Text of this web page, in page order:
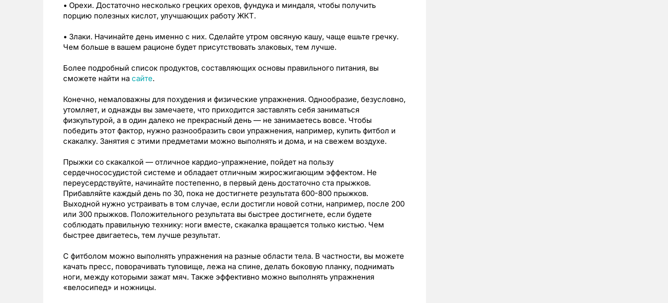
• Орехи. Достаточно несколько грецких орехов, фундука и миндаля, чтобы получить
порцию полезных кислот, улучшающих работу ЖКТ.
• Злаки. Начинайте день именно с них. Сделайте утром овсяную кашу, чаще ешьте гречку.
Чем больше в вашем рационе будет присутствовать злаковых, тем лучше.
Более подробный список продуктов, составляющих основы правильного питания, вы
сможете найти на сайте.
Конечно, немаловажны для похудения и физические упражнения. Однообразие, безусловно,
утомляет, и однажды вы замечаете, что приходится заставлять себя заниматься
физкультурой, а в один далеко не прекрасный день — не занимаетесь вовсе. Чтобы
победить этот фактор, нужно разнообразить свои упражнения, например, купить фитбол и
скакалку. Занятия с этими предметами можно выполнять и дома, и на свежем воздухе.
Прыжки со скакалкой — отличное кардио-упражнение, пойдет на пользу
сердечнососудистой системе и обладает отличным жиросжигающим эффектом. Не
переусердствуйте, начинайте постепенно, в первый день достаточно ста прыжков.
Прибавляйте каждый день по 30, пока не достигнете результата 600-800 прыжков.
Выходной нужно устраивать в том случае, если достигли новой сотни, например, после 200
или 300 прыжков. Положительного результата вы быстрее достигнете, если будете
соблюдать правильную технику: ноги вместе, скакалка вращается только кистью. Чем
быстрее двигаетесь, тем лучше результат.
С фитболом можно выполнять упражнения на разные области тела. В частности, вы можете
качать пресс, поворачивать туловище, лежа на спине, делать боковую планку, поднимать
ноги, между которыми зажат мяч. Также эффективно можно выполнять упражнения
«велосипед» и ножницы.